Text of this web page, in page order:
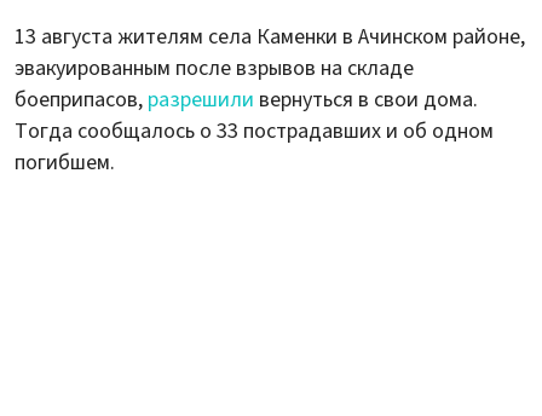
13 августа жителям села Каменки в Ачинском районе,
эвакуированным после взрывов на складе
боеприпасов, разрешили вернуться в свои дома.
Тогда сообщалось о 33 пострадавших и об одном
погибшем.